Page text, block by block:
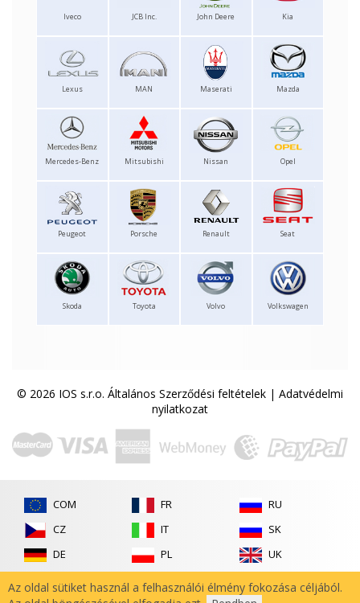
Iveco JCB Inc. John Deere Kia
Lexus MAN Maserati Mazda
Mercedes-Benz Mitsubishi Nissan Opel
Peugeot Porsche Renault Seat
Skoda Toyota Volvo Volkswagen
© 2026 IOS s.r.o. Általános Szerződési feltételek | Adatvédelmi
nyilatkozat
COM
CZ
DE
FR
IT
PL
RU
SK
UK
Az oldal sütiket használ a felhasználói élmény fokozása céljából.